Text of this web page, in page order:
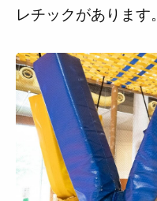
レチックがあります。